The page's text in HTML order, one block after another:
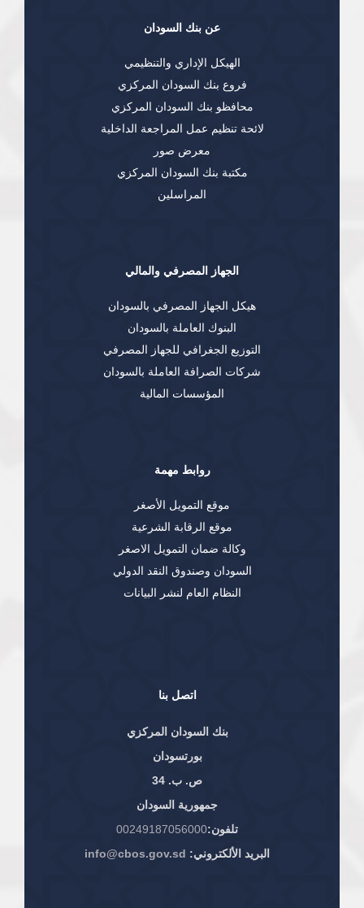
اتصل بنا
بنك السودان المركزي
بورتسودان
ص. ب. 34
جمهورية السودان
تلفون:00249187056000
البريد الألكتروني: info@cbos.gov.sd
عن بنك السودان
الهيكل الإداري والتنظيمي
فروع بنك السودان المركزي
محافظو بنك السودان المركزي
لائحة تنظيم عمل المراجعة الداخلية
معرض صور
مكتبة بنك السودان المركزي
المراسلين
الجهاز المصرفي والمالي
هيكل الجهاز المصرفي بالسودان
البنوك العاملة بالسودان
التوزيع الجغرافي للجهاز المصرفي
شركات الصرافة العاملة بالسودان
المؤسسات المالية
روابط مهمة
موقع التمويل الأصغر
موقع الرقابة الشرعية
وكالة ضمان التمويل الاصغر
السودان وصندوق النقد الدولي
النظام العام لنشر البيانات